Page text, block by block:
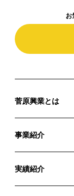
４.個人情報
当社は、ご
の提供は行
る法律その
はありませ
５.法令、規
当社は、保
本の法令、
お
菅原興業とは
事業紹介
実績紹介